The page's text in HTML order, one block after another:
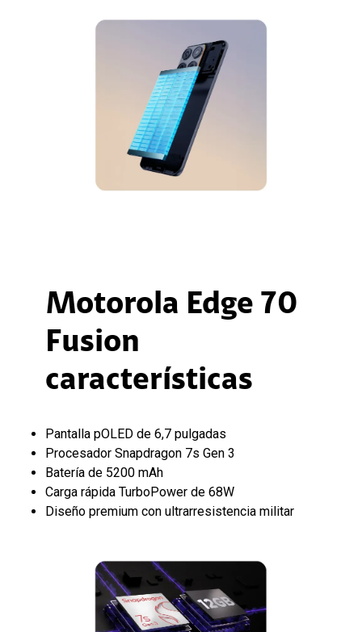
Motorola Edge 70
Fusion
características
Pantalla pOLED de 6,7 pulgadas
Procesador Snapdragon 7s Gen 3
Batería de 5200 mAh
Carga rápida TurboPower de 68W
Diseño premium con ultrarresistencia militar